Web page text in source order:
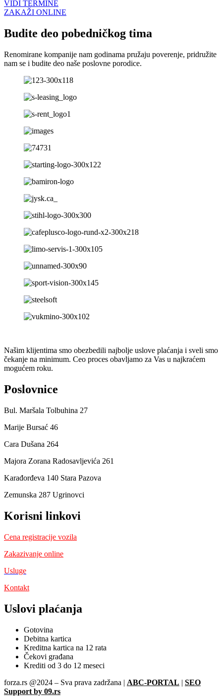
VIDI TERMINE
ZAKAŽI ONLINE
Budite deo pobedničkog tima
Renomirane kompanije nam godinama pružaju poverenje, pridružite
nam se i budite deo naše poslovne porodice.
Našim klijentima smo obezbedili najbolje uslove plaćanja i sveli smo
čekanje na minimum. Ceo proces obavljamo za Vas u najkraćem
mogućem roku.
Poslovnice
Bul. Maršala Tolbuhina 27
Marije Bursać 46
Cara Dušana 264
Majora Zorana Radosavljevića 261
Karađorđeva 140 Stara Pazova
Zemunska 287 Ugrinovci
Korisni linkovi
Cena registracije vozila
Zakazivanje online
Usluge
Kontakt
Uslovi plaćanja
Gotovina
Debitna kartica
Kreditna kartica na 12 rata
Čekovi građana
Krediti od 3 do 12 meseci
forza.rs @2024 – Sva prava zadržana | ABC-PORTAL | SEO
Support by 09.rs